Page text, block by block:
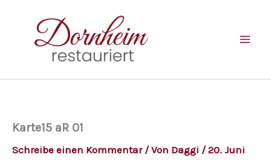
springen
Karte15 aR 01
Schreibe einen Kommentar / Von Daggi /20. Juni